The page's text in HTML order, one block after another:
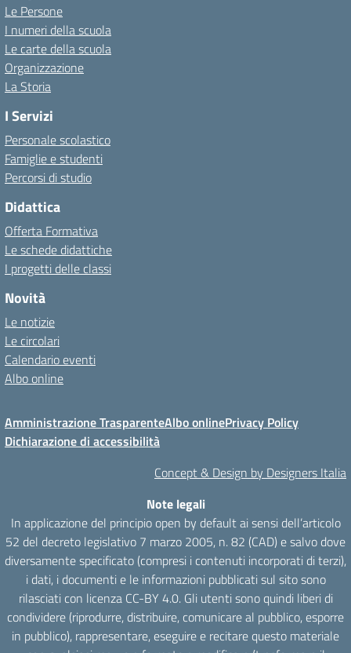
Le Persone
I numeri della scuola
Le carte della scuola
Organizzazione
La Storia
I Servizi
Personale scolastico
Famiglie e studenti
Percorsi di studio
Didattica
Offerta Formativa
Le schede didattiche
I progetti delle classi
Novità
Le notizie
Le circolari
Calendario eventi
Albo online
Amministrazione TrasparenteAlbo onlinePrivacy Policy
Dichiarazione di accessibilità
Concept & Design by Designers Italia
Note legali
In applicazione del principio open by default ai sensi dell’articolo
52 del decreto legislativo 7 marzo 2005, n. 82 (CAD) e salvo dove
diversamente specificato (compresi i contenuti incorporati di terzi),
i dati, i documenti e le informazioni pubblicati sul sito sono
rilasciati con licenza CC-BY 4.0. Gli utenti sono quindi liberi di
condividere (riprodurre, distribuire, comunicare al pubblico, esporre
in pubblico), rappresentare, eseguire e recitare questo materiale